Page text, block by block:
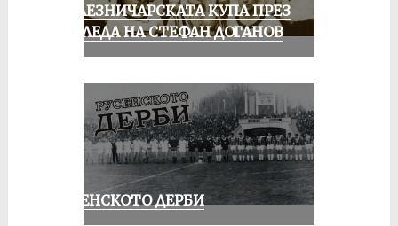
ЖЕЛЕЗНИЧАРСКАТА КУПА ПРЕЗ
ПОГЛЕДА НА СТЕФАН ДОГАНОВ
РУСЕНСКОТО ДЕРБИ